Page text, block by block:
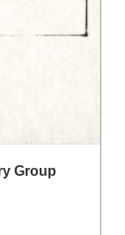
Group